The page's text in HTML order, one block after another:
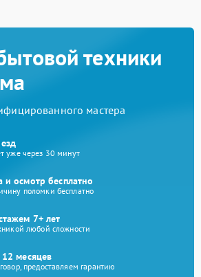
техники
мастера
уже через 30 минут
и осмотр бесплатно
поломки бесплатно
7+ лет
любой сложности
месяцев
предоставляем гарантию